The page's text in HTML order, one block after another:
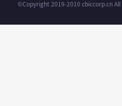
©Copyright 2019-2010 cbiccorp.cn All